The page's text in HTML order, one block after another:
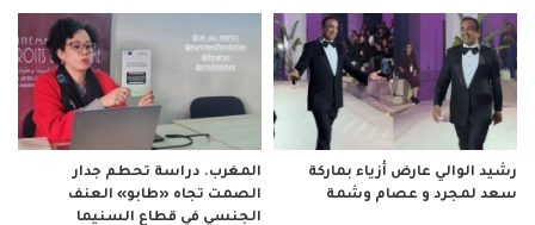
رشيد الوالي عارض أزياء بماركة
سعد لمجرد و عصام وشمة
المغرب. دراسة تحطم جدار
الصمت تجاه «طابو» العنف
الجنسي في قطاع السنيما